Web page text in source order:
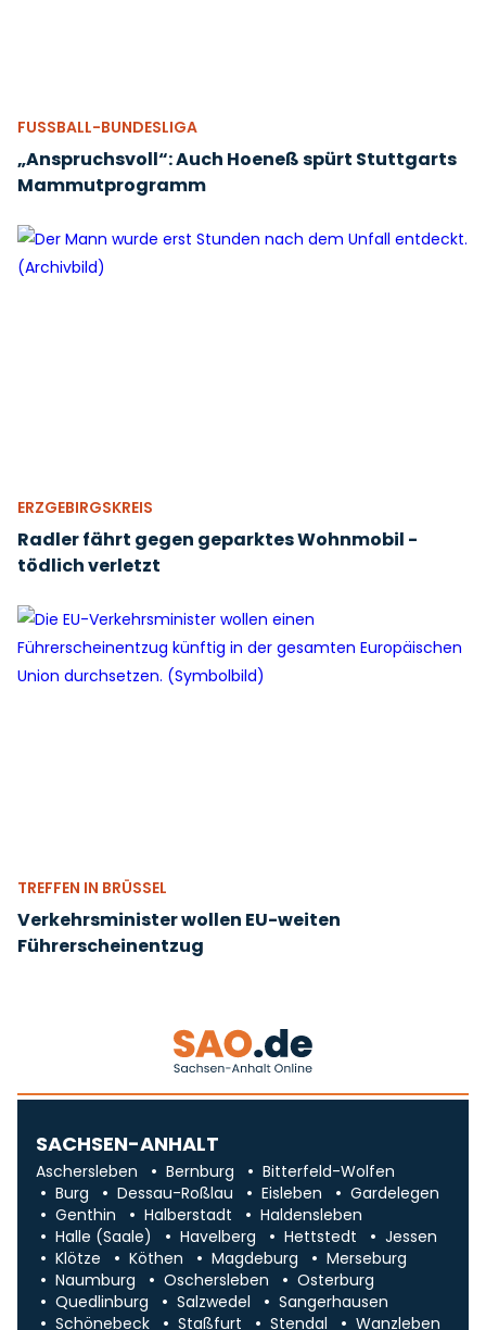
FUSSBALL-BUNDESLIGA
„Anspruchsvoll“: Auch Hoeneß spürt Stuttgarts
Mammutprogramm
ERZGEBIRGSKREIS
Radler fährt gegen geparktes Wohnmobil -
tödlich verletzt
TREFFEN IN BRÜSSEL
Verkehrsminister wollen EU-weiten
Führerscheinentzug
SACHSEN-ANHALT
Aschersleben Bernburg
Bitterfeld-Wolfen
Burg
Dessau-Roßlau Eisleben
Gardelegen
Genthin
Halberstadt
Haldensleben
Halle (Saale)
Havelberg Hettstedt
Jessen
Klötze
Köthen Magdeburg
Merseburg
Naumburg
Oschersleben
Osterburg
Quedlinburg
Salzwedel
Sangerhausen
Schönebeck
Staßfurt Stendal Wanzleben